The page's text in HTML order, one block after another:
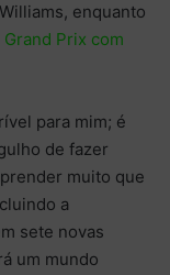
enquanto
Prix com
para mim; é
de fazer
muito que
a
sete novas
um mundo